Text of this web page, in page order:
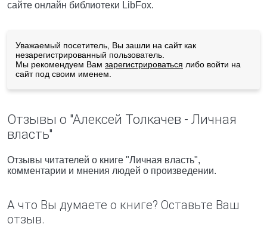
сайте онлайн библиотеки LibFox.
Уважаемый посетитель, Вы зашли на сайт как
незарегистрированный пользователь.
Мы рекомендуем Вам зарегистрироваться либо войти на
сайт под своим именем.
Отзывы о "Алексей Толкачев - Личная
власть"
Отзывы читателей о книге "Личная власть",
комментарии и мнения людей о произведении.
А что Вы думаете о книге? Оставьте Ваш
отзыв.